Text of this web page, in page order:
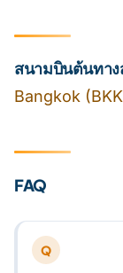
สนามบินต้นทา
Bangkok
FAQ
Q